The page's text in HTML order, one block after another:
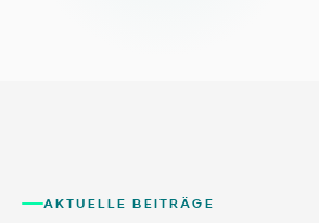
AKTUELLE BEITRÄGE